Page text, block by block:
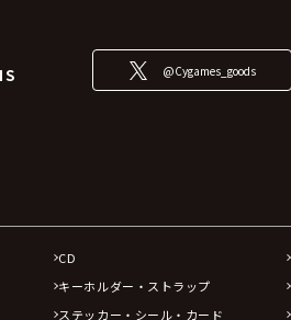
@Cygames_goods
CD
キーホルダー・ストラップ
ステッカー・シール・カード